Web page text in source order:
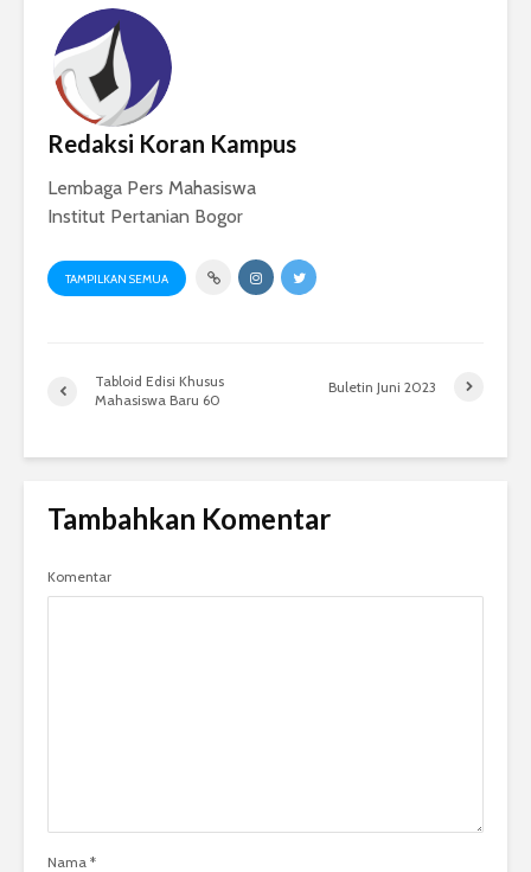
Redaksi Koran Kampus
Lembaga Pers Mahasiswa
Institut Pertanian Bogor
TAMPILKAN SEMUA
Tabloid Edisi Khusus
Mahasiswa Baru 60
Buletin Juni 2023
Tambahkan Komentar
Komentar
Nama *